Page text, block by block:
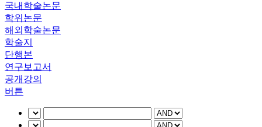
국내학술논문
학위논문
해외학술논문
학술지
단행본
연구보고서
공개강의
버튼